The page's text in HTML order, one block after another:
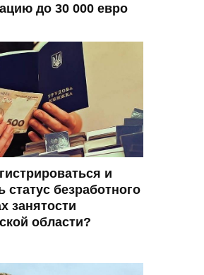
до 30 000 евро
и
статус безработного
занятости
области?